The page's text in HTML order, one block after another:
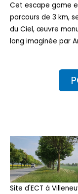
Cet escape game
parcours de 3 km,
du Ciel, œuvre
long imaginée par
Site d'ECT à